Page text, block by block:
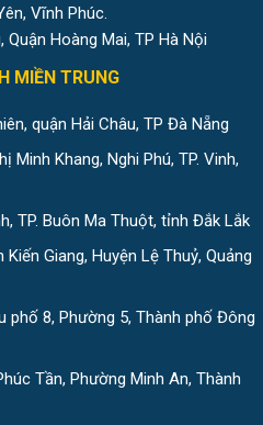
Vĩnh Phúc.
Hoàng Mai, TP Hà Nội
MIỀN TRUNG
quận Hải Châu, TP Đà Nẵng
Minh Khang, Nghi Phú, TP. Vinh,
TP. Buôn Ma Thuột, tỉnh Đắk Lắk
Giang, Huyện Lệ Thuỷ, Quảng
phố 8, Phường 5, Thành phố Đông
Tần, Phường Minh An, Thành